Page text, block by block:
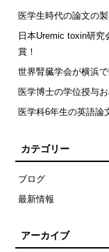
医学生時代の論文の
日本Uremic toxin研
賞！
世界腎臓学会が横浜で
医学博士の学位授与
医学科6年生の英語論
カテゴリー
ブログ
最新情報
アーカイブ